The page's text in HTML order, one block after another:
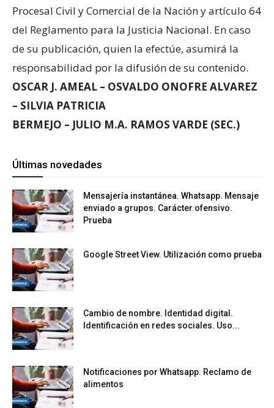
Procesal Civil y Comercial de la Nación y artículo 64
del Reglamento para la Justicia Nacional. En caso
de su publicación, quien la efectúe, asumirá la
responsabilidad por la difusión de su contenido.
OSCAR J. AMEAL – OSVALDO ONOFRE ALVAREZ
– SILVIA PATRICIA
BERMEJO – JULIO M.A. RAMOS VARDE (SEC.)
Últimas novedades
Mensajería instantánea. Whatsapp. Mensaje
enviado a grupos. Carácter ofensivo.
Prueba
Google Street View. Utilización como prueba
Cambio de nombre. Identidad digital.
Identificación en redes sociales. Uso...
Notificaciones por Whatsapp. Reclamo de
alimentos